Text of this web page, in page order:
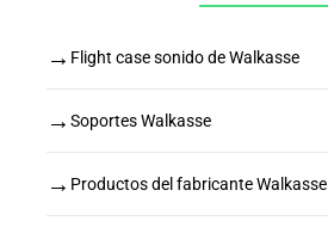
→ Flight case sonido de Walkasse
→ Soportes Walkasse
→ Productos del fabricante Walkasse